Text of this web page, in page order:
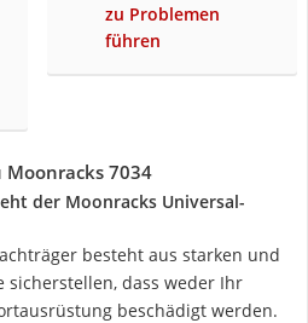
zu Problemen
führen
7034
der Moonracks Universal-
besteht aus starken und
dass weder Ihr
beschädigt werden.